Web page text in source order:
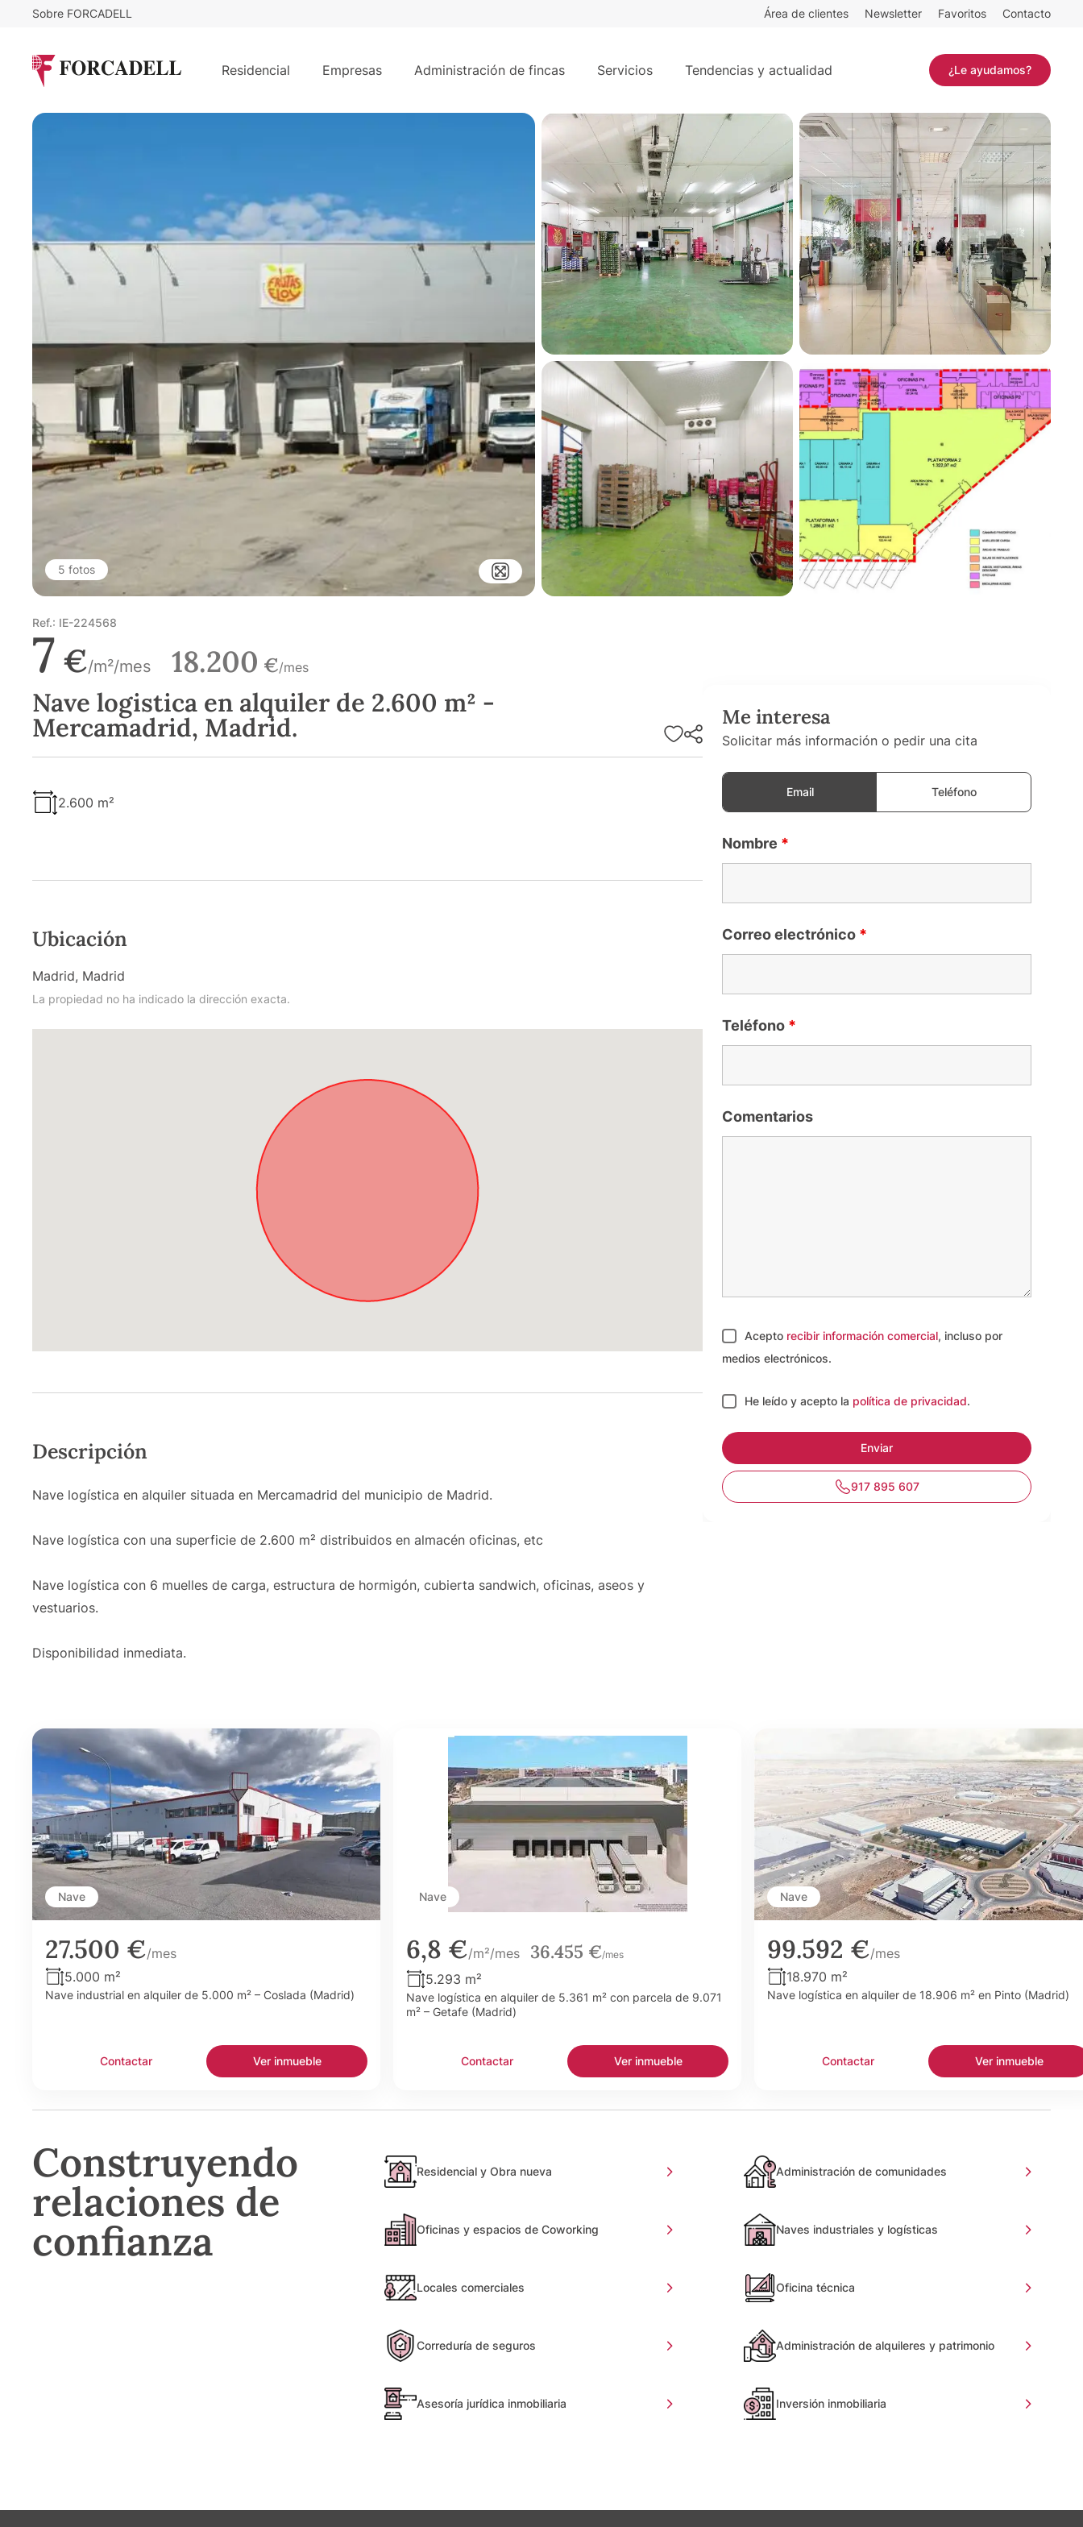
Sobre FORCADELL Área de clientes Newsletter Favoritos Contacto
Residencial Empresas Administración de fincas Servicios Tendencias y actualidad ¿Le ayudamos?
Nave logistica en alquiler de 2.600 m² - Mercamadrid, Madrid.
5 fotos
Ref.: IE-224568
7 €/m²/mes 18.200 €/mes
Nave logistica en alquiler de 2.600 m² -
Mercamadrid, Madrid.
2.600 m²
Ubicación
Madrid, Madrid
La propiedad no ha indicado la dirección exacta.
Descripción
Nave logística en alquiler situada en Mercamadrid del municipio de Madrid.
Nave logística con una superficie de 2.600 m² distribuidos en almacén oficinas, etc
Nave logística con 6 muelles de carga, estructura de hormigón, cubierta sandwich, oficinas, aseos y
vestuarios.
Disponibilidad inmediata.
Me interesa
Solicitar más información o pedir una cita
Email Teléfono
Nombre *
Correo electrónico *
Teléfono *
Comentarios
Acepto recibir información comercial, incluso por
medios electrónicos.
He leído y acepto la política de privacidad.
917 895 607
Nave
27.500 €/mes
5.000 m²
Nave industrial en alquiler de 5.000 m² – Coslada (Madrid)
Contactar Ver inmueble
Nave
6,8 €/m²/mes 36.455 €/mes
5.293 m²
Nave logística en alquiler de 5.361 m² con parcela de 9.071
m² – Getafe (Madrid)
Contactar Ver inmueble
Nave
99.592 €/mes
18.970 m²
Nave logística en alquiler de 18.906 m² en Pinto (Madrid)
Contactar Ver inmueble
Construyendo
relaciones de
confianza
Residencial y Obra nueva Administración de comunidades
Oficinas y espacios de Coworking Naves industriales y logísticas
Locales comerciales Oficina técnica
Correduría de seguros Administración de alquileres y patrimonio
Asesoría jurídica inmobiliaria Inversión inmobiliaria